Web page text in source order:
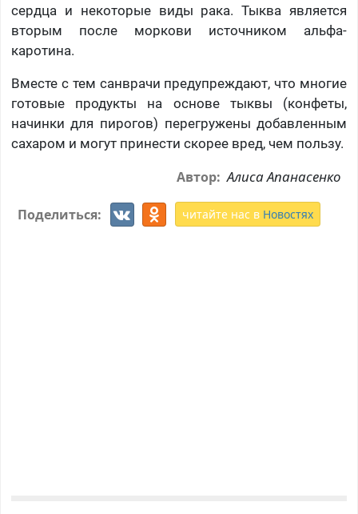
сердца и некоторые виды рака. Тыква является
вторым после моркови источником альфа-
каротина.
Вместе с тем санврачи предупреждают, что многие
готовые продукты на основе тыквы (конфеты,
начинки для пирогов) перегружены добавленным
сахаром и могут принести скорее вред, чем пользу.
Автор: Алиса Апанасенко
Поделиться: читайте нас в Новостях